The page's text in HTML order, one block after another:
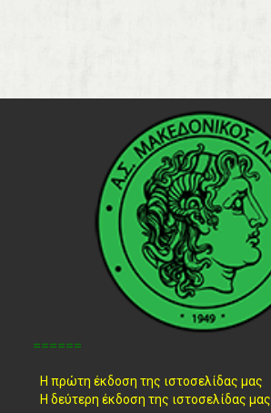
======
Η πρώτη έκδοση της ιστοσελίδας μας
Η δεύτερη έκδοση της ιστοσελίδας μας